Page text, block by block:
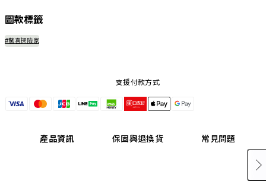
圖款標籤
#驚喜探險家
支援付款方式
產品資訊 保固與退換貨 常見問題